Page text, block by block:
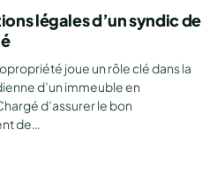
légales d’un syndic de
joue un rôle clé dans la
d’un immeuble en
d’assurer le bon
de…